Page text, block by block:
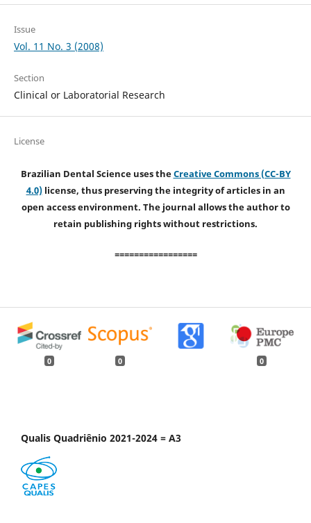
Issue
Vol. 11 No. 3 (2008)
Section
Clinical or Laboratorial Research
License
Brazilian Dental Science uses theCreative Commons (CC-BY
4.0)license, thus preserving the integrity of articles in an
open access environment. The journal allows the author to
retain publishing rights without restrictions.
=================
0 0 0
Qualis Quadriênio 2021-2024 = A3